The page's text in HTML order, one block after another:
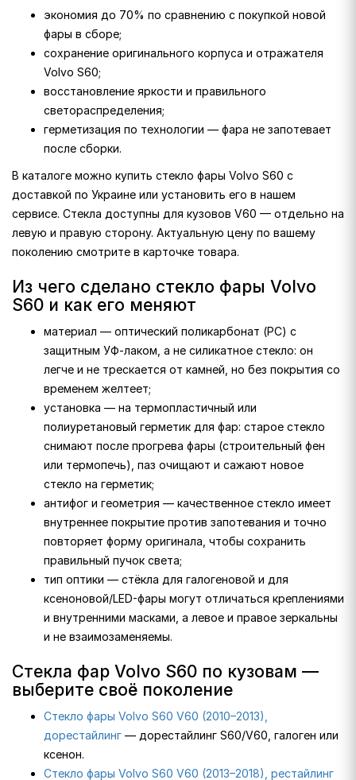
экономия до 70% по сравнению с покупкой новой
фары в сборе;
сохранение оригинального корпуса и отражателя
Volvo S60;
восстановление яркости и правильного
светораспределения;
герметизация по технологии — фара не запотевает
после сборки.
В каталоге можно купить стекло фары Volvo S60 с
доставкой по Украине или установить его в нашем
сервисе. Стекла доступны для кузовов V60 — отдельно на
левую и правую сторону. Актуальную цену по вашему
поколению смотрите в карточке товара.
Из чего сделано стекло фары Volvo
S60 и как его меняют
материал — оптический поликарбонат (PC) с
защитным УФ-лаком, а не силикатное стекло: он
легче и не трескается от камней, но без покрытия со
временем желтеет;
установка — на термопластичный или
полиуретановый герметик для фар: старое стекло
снимают после прогрева фары (строительный фен
или термопечь), паз очищают и сажают новое
стекло на герметик;
антифог и геометрия — качественное стекло имеет
внутреннее покрытие против запотевания и точно
повторяет форму оригинала, чтобы сохранить
правильный пучок света;
тип оптики — стёкла для галогеновой и для
ксеноновой/LED-фары могут отличаться креплениями
и внутренними масками, а левое и правое зеркальны
и не взаимозаменяемы.
Стекла фар Volvo S60 по кузовам —
выберите своё поколение
Стекло фары Volvo S60 V60 (2010–2013),
дорестайлинг — дорестайлинг S60/V60, галоген или
ксенон.
Стекло фары Volvo S60 V60 (2013–2018), рестайлинг